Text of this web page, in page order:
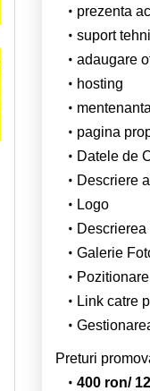
prezenta
suport
adaugare
hosting
mentenanta
pagina
Datele de
Descriere
Logo
Galerie
Link catre
Preturi
400 ron/